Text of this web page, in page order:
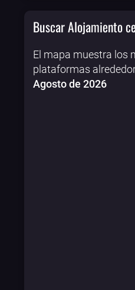
Buscar Alojamiento
El mapa muestra los
plataformas
Agosto de 2026